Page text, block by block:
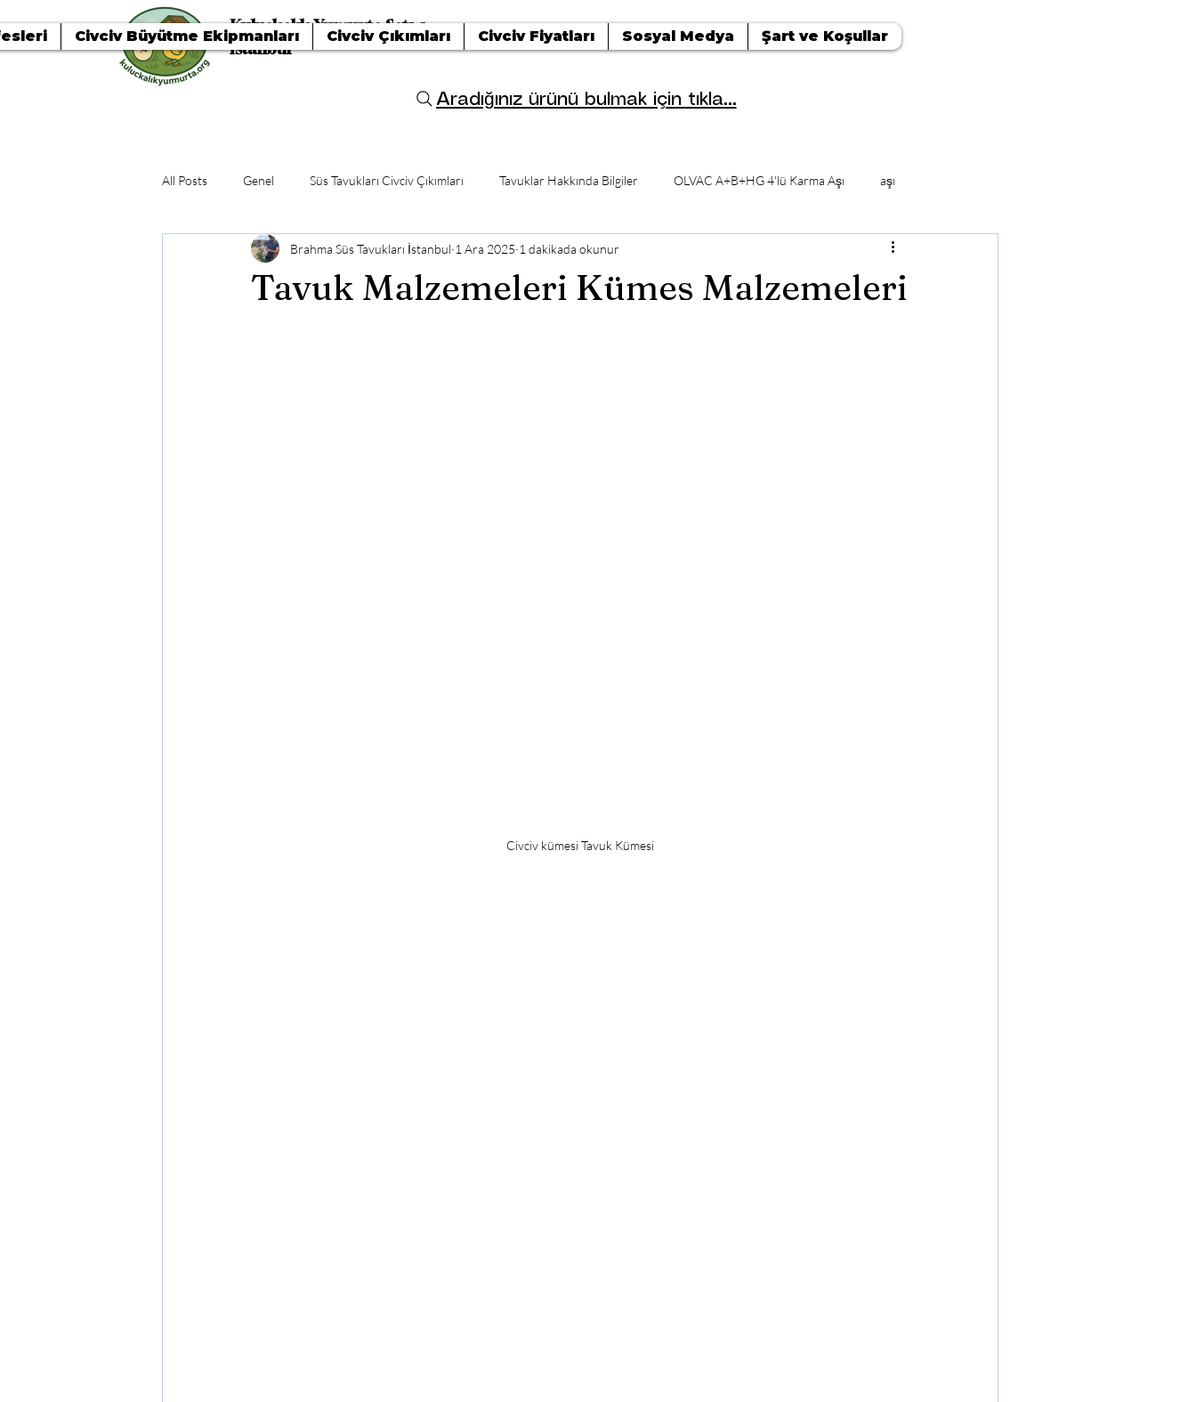
Kuluçkalık Yumurta Satışı
İstanbul
Civciv Büyütme Ekipmanları Civciv Çıkımları Civciv Fiyatları Sosyal Medya Şart ve Koşullar
Aradığınız ürünü bulmak için tıkla...
All Posts Genel Süs Tavukları Civciv Çıkımları Tavuklar Hakkında Bilgiler OLVAC A+B+HG 4'lü Karma Aşı aşı
Tavuk Malzemeleri Kümes Malzemeleri
Brahma Süs Tavukları İstanbul 1 Ara 2025 1 dakikada okunur
Civciv kümesi Tavuk Kümesi